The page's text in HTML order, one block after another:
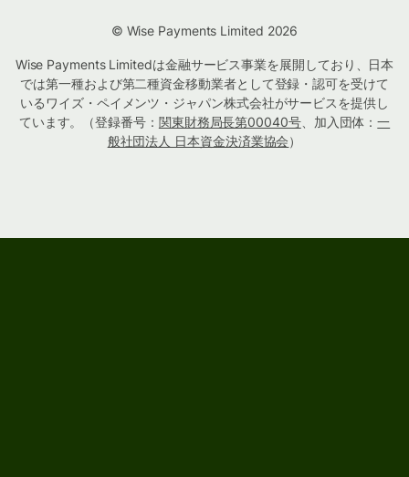
© Wise Payments Limited 2026
Wise Payments Limitedは金融サービス事業を展開しており、日本
では第一種および第二種資金移動業者として登録・認可を受けて
いるワイズ・ペイメンツ・ジャパン株式会社がサービスを提供し
ています。（登録番号： 関東財務局長第00040号、加入団体：一
般社団法人 日本資金決済業協会）